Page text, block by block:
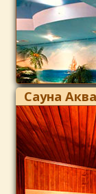
Сауна